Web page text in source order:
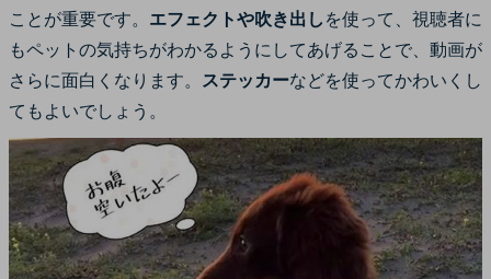
ことが重要です。 エフェクトや吹き出し を使って、視聴者に
もペットの気持ちがわかるようにしてあげることで、動画が
さらに面白くなります。 ステッカーなどを使ってかわいくし
てもよいでしょう。